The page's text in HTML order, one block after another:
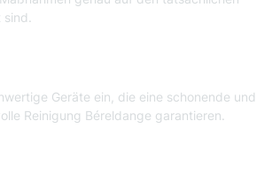
sind.
Geräte ein, die eine schonende und
Reinigung Béreldange garantieren.